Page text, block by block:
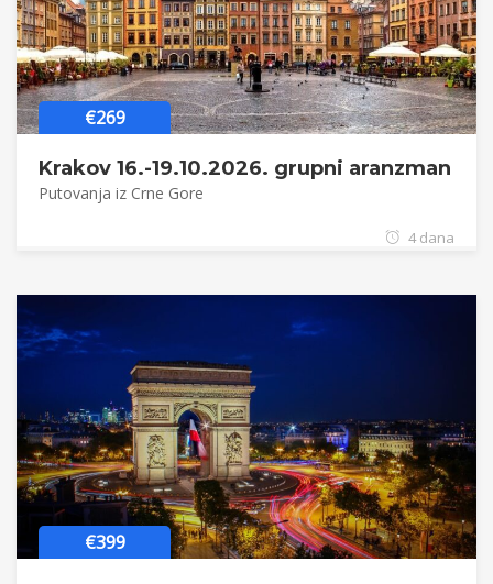
€269
Krakov 16.-19.10.2026. grupni aranzman
Putovanja iz Crne Gore
4 dana
€399